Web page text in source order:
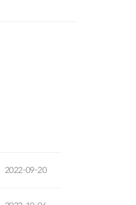
2022-09-20